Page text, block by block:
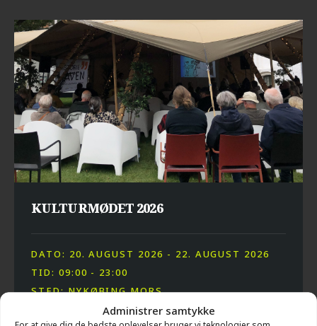
Administrer samtykke
KULTURMØDET 2026
DATO: 20. AUGUST 2026 - 22. AUGUST 2026
TID: 09:00 - 23:00
STED: NYKØBING MORS